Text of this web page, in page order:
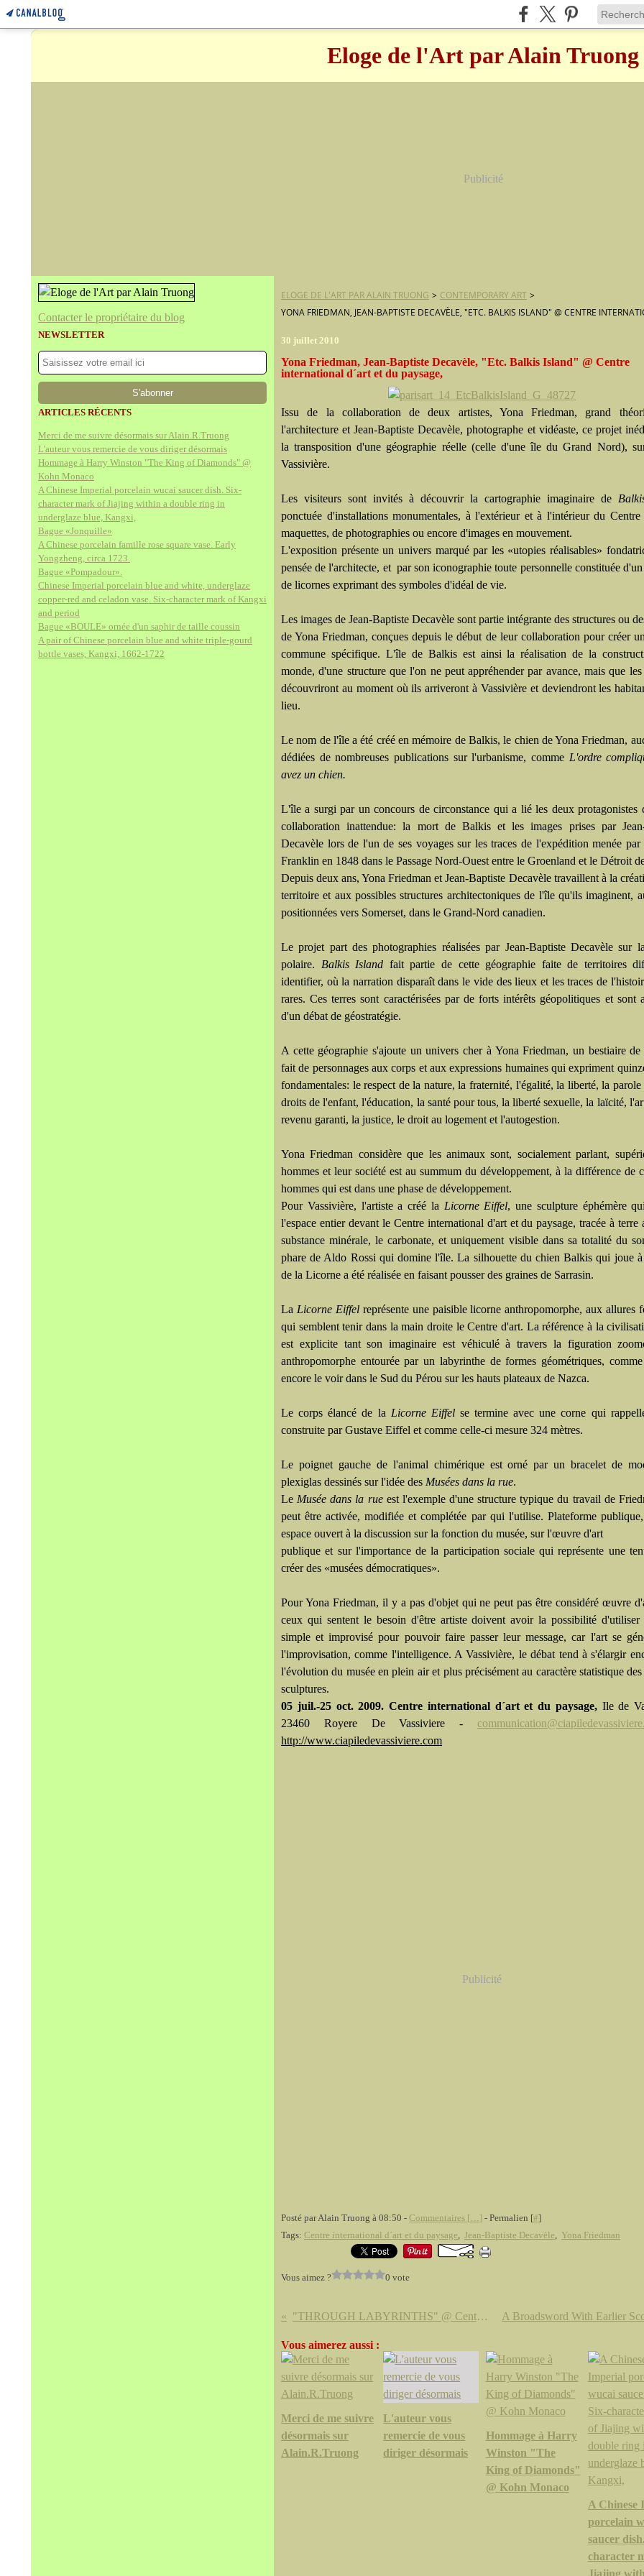
Eloge de l'Art par Alain Truong
Publicité
Contacter le propriétaire du blog
NEWSLETTER
ARTICLES RÉCENTS
Merci de me suivre désormais sur Alain.R.Truong
L'auteur vous remercie de vous diriger désormais
Hommage à Harry Winston "The King of Diamonds" @
Kohn Monaco
A Chinese Imperial porcelain wucai saucer dish. Six-
character mark of Jiajing within a double ring in
underglaze blue, Kangxi,
Bague «Jonquille»
A Chinese porcelain famille rose square vase. Early
Yongzheng, circa 1723.
Bague «Pompadour».
Chinese Imperial porcelain blue and white, underglaze
copper-red and celadon vase. Six-character mark of Kangxi
and period
Bague «BOULE» ornée d'un saphir de taille coussin
A pair of Chinese porcelain blue and white triple-gourd
bottle vases, Kangxi, 1662-1722
ELOGE DE L'ART PAR ALAIN TRUONG > CONTEMPORARY ART >
YONA FRIEDMAN, JEAN-BAPTISTE DECAVÈLE, "ETC. BALKIS ISLAND" @ CENTRE
30 juillet 2010
Yona Friedman, Jean-Baptiste Decavèle, "Etc. Balkis Island" @ Centre
international d´art et du paysage,
Issu de la collaboration de deux artistes, Yona Friedman, grand
l'architecture et Jean-Baptiste Decavèle, photographe et vidéaste, ce projet
la transposition d'une géographie réelle (celle d'une île du Grand Nord),
Vassivière.
Les visiteurs sont invités à découvrir la cartographie imaginaire de
ponctuée d'installations monumentales, à l'extérieur et à l'intérieur du
maquettes, de photographies ou encore d'images en mouvement.
L'exposition présente un univers marqué par les «utopies réalisables»
pensée de l'architecte, et par son iconographie toute personnelle constituée
de licornes exprimant des symboles d'idéal de vie.
Les images de Jean-Baptiste Decavèle sont partie intégrante des structures ou
de Yona Friedman, conçues depuis le début de leur collaboration pour créer
commune spécifique. L'île de Balkis est ainsi la réalisation de la
monde, d'une structure que l'on ne peut appréhender par avance, mais que
découvriront au moment où ils arriveront à Vassivière et deviendront les
lieu.
Le nom de l'île a été créé en mémoire de Balkis, le chien de Yona Friedman,
dédiées de nombreuses publications sur l'urbanisme, comme L'ordre
avez un chien.
L'île a surgi par un concours de circonstance qui a lié les deux protagonistes
collaboration inattendue: la mort de Balkis et les images prises par
Decavèle lors de l'un de ses voyages sur les traces de l'expédition menée par
Franklin en 1848 dans le Passage Nord-Ouest entre le Groenland et le Détroit
Depuis deux ans, Yona Friedman et Jean-Baptiste Decavèle travaillent à la
territoire et aux possibles structures architectoniques de l'île qu'ils imaginent,
positionnées vers Somerset, dans le Grand-Nord canadien.
Le projet part des photographies réalisées par Jean-Baptiste Decavèle sur
polaire. Balkis Island fait partie de cette géographie faite de territoires
identifier, où la narration disparaît dans le vide des lieux et les traces de
rares. Ces terres sont caractérisées par de forts intérêts géopolitiques et sont
d'un débat de géostratégie.
A cette géographie s'ajoute un univers cher à Yona Friedman, un bestiaire de
fait de personnages aux corps et aux expressions humaines qui expriment
fondamentales: le respect de la nature, la fraternité, l'égalité, la liberté, la
droits de l'enfant, l'éducation, la santé pour tous, la liberté sexuelle, la laïcité,
revenu garanti, la justice, le droit au logement et l'autogestion.
Yona Friedman considère que les animaux sont, socialement parlant,
hommes et leur société est au summum du développement, à la différence de
hommes qui est dans une phase de développement.
Pour Vassivière, l'artiste a créé la Licorne Eiffel, une sculpture éphémère
l'espace entier devant le Centre international d'art et du paysage, tracée à terre
substance minérale, le carbonate, et uniquement visible dans sa totalité du
phare de Aldo Rossi qui domine l'île. La silhouette du chien Balkis qui joue à
de la Licorne a été réalisée en faisant pousser des graines de Sarrasin.
La Licorne Eiffelreprésente une paisible licorne anthropomorphe, aux allures
qui semblent tenir dans la main droite le Centre d'art. La référence à la
est explicite tant son imaginaire est véhiculé à travers la figuration
anthropomorphe entourée par un labyrinthe de formes géométriques,
encore le voir dans le Sud du Pérou sur les hauts plateaux de Nazca.
Le corps élancé de la Licorne Eiffelse termine avec une corne qui
construite par Gustave Eiffel et comme celle-ci mesure 324 mètres.
Le poignet gauche de l'animal chimérique est orné par un bracelet de
plexiglas dessinés sur l'idée des Musées dans la rue.
Le Musée dans la rue est l'exemple d'une structure typique du travail de
peut être activée, modifiée et complétée par qui l'utilise. Plateforme
espace ouvert à la discussion sur la fonction du musée, sur l'œuvre d'art
publique et sur l'importance de la participation sociale qui représente une
créer des «musées démocratiques».
Pour Yona Friedman, il y a pas d'objet qui ne peut pas être considéré œuvre
ceux qui sentent le besoin d'être artiste doivent avoir la possibilité d'utiliser
simple et improvisé pour pouvoir faire passer leur message, car l'art se
l'improvisation, comme l'intelligence. A Vassivière, le débat tend à s'élargir
l'évolution du musée en plein air et plus précisément au caractère statistique
sculptures.
05 juil.-25 oct. 2009. Centre international d´art et du paysage, Ile de
23460 Royere De Vassiviere -
http://www.ciapiledevassiviere.com
Publicité
Posté par Alain Truong à 08:50 - Commentaires [… ] - Permalien [#]
Tags: Centre international d´art et du paysage, Jean-Baptiste Decavèle, Yona Friedman
Vous aimez ? 0 vote
"THROUGH LABYRINTHS" @ Centre de Cultura Contemporanea de Barcelona
Vous aimerez aussi :
Merci de me suivre
désormais sur
Alain.R.Truong
L'auteur vous
remercie de vous
diriger désormais
Hommage à Harry
Winston "The
King of Diamonds"
@ Kohn Monaco
A Chinese
porcelain
saucer
character
Jiajing